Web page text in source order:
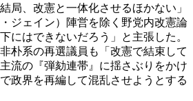
局、改憲と一体化させるほかない」
ジェイン）陣営を除く野党内改憲論
にはできないだろう」と主張した。
朴系の再選議員も「改憲で結束して
流の『弾劾連帯』に揺さぶりをかけ
政界を再編して混乱させようとする